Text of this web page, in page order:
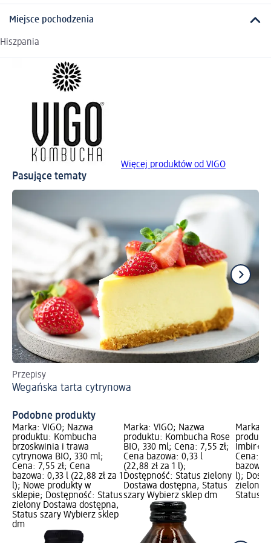
Miejsce pochodzenia
Hiszpania
Więcej produktów od VIGO
Pasujące tematy
Przepisy
Wegańska tarta cytrynowa
Podobne produkty
Marka: VIGO; Nazwa
produktu: Kombucha
brzoskwinia i trawa
cytrynowa BIO, 330 ml;
Cena: 7,55 zł; Cena
bazowa: 0,33 l (22,88 zł za 1
l); Nowe produkty w
sklepie; Dostępność: Status
zielony Dostawa dostępna,
Status szary Wybierz sklep
dm
Marka: VIGO; Nazwa
produktu: Kombucha Rose
BIO, 330 ml; Cena: 7,55 zł;
Cena bazowa: 0,33 l
(22,88 zł za 1 l);
Dostępność: Status zielony
Dostawa dostępna, Status
szary Wybierz sklep dm
Marka:
Cena:
bazowa:
l);
zielony
Status